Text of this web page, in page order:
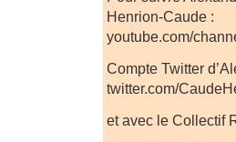
Henrion-Caude :
youtube.com/
Compte Twitter
twitter.com/
et avec le Collectif